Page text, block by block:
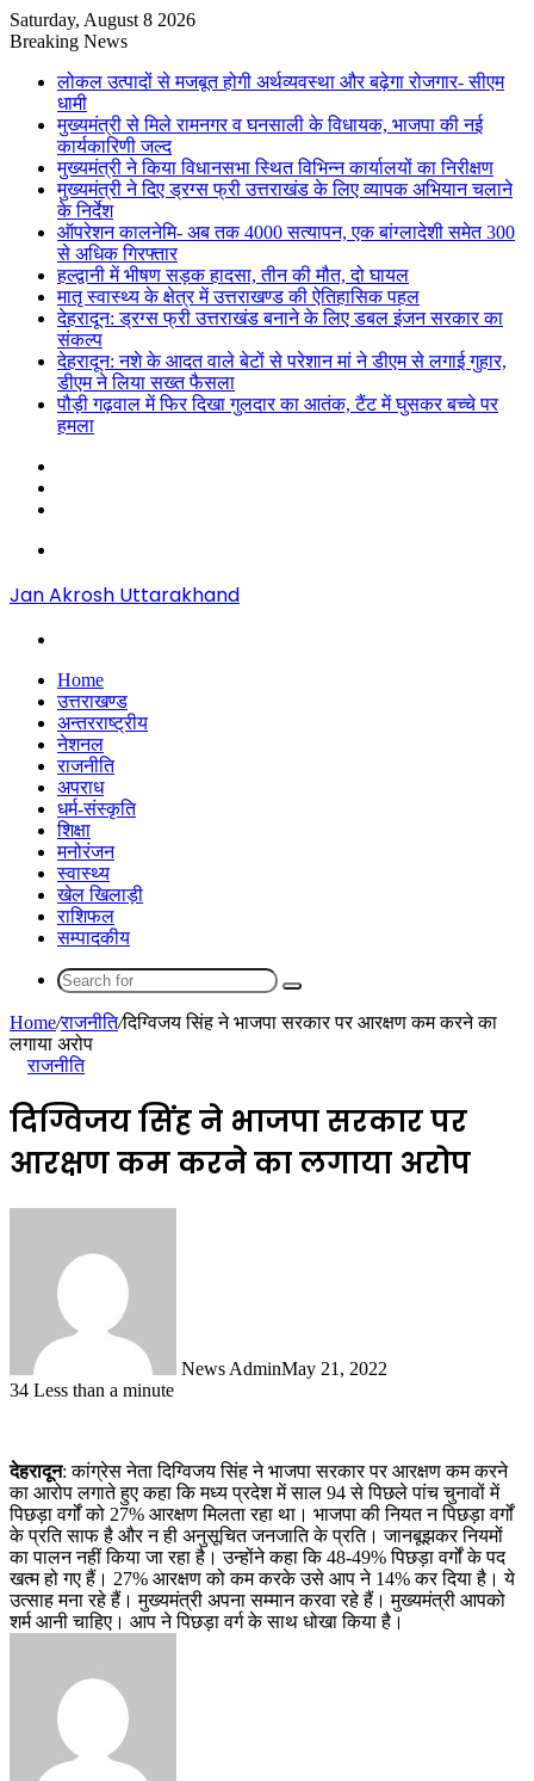
Saturday, August 8 2026
Breaking News
लोकल उत्पादों से मजबूत होगी अर्थव्यवस्था और बढ़ेगा रोजगार- सीएम
धामी
मुख्यमंत्री से मिले रामनगर व घनसाली के विधायक, भाजपा की नई
कार्यकारिणी जल्द
मुख्यमंत्री ने किया विधानसभा स्थित विभिन्न कार्यालयों का निरीक्षण
मुख्यमंत्री ने दिए ड्रग्स फ्री उत्तराखंड के लिए व्यापक अभियान चलाने
के निर्देश
ऑपरेशन कालनेमि- अब तक 4000 सत्यापन, एक बांग्लादेशी समेत 300
से अधिक गिरफ्तार
हल्द्वानी में भीषण सड़क हादसा, तीन की मौत, दो घायल
मातृ स्वास्थ्य के क्षेत्र में उत्तराखण्ड की ऐतिहासिक पहल
देहरादून: ड्रग्स फ्री उत्तराखंड बनाने के लिए डबल इंजन सरकार का
संकल्प
देहरादून: नशे के आदत वाले बेटों से परेशान मां ने डीएम से लगाई गुहार,
डीएम ने लिया सख्त फैसला
पौड़ी गढ़वाल में फिर दिखा गुलदार का आतंक, टैंट में घुसकर बच्चे पर
हमला
Jan Akrosh Uttarakhand
Home
उत्तराखण्ड
अन्तरराष्ट्रीय
नेशनल
राजनीति
अपराध
धर्म-संस्कृति
शिक्षा
मनोरंजन
स्वास्थ्य
खेल खिलाड़ी
राशिफल
सम्पादकीय
Search
Home/राजनीति/दिग्विजय सिंह ने भाजपा सरकार पर आरक्षण कम करने का
लगाया अरोप
राजनीति
दिग्विजय सिंह ने भाजपा सरकार पर
आरक्षण कम करने का लगाया अरोप
News AdminMay 21, 2022
34 Less than a minute
देहरादून: कांग्रेस नेता दिग्विजय सिंह ने भाजपा सरकार पर आरक्षण कम करने
का आरोप लगाते हुए कहा कि मध्य प्रदेश में साल 94 से पिछले पांच चुनावों में
पिछड़ा वर्गों को 27% आरक्षण मिलता रहा था। भाजपा की नियत न पिछड़ा वर्गों
के प्रति साफ है और न ही अनुसूचित जनजाति के प्रति। जानबूझकर नियमों
का पालन नहीं किया जा रहा है। उन्होंने कहा कि 48-49% पिछड़ा वर्गों के पद
खत्म हो गए हैं। 27% आरक्षण को कम करके उसे आप ने 14% कर दिया है। ये
उत्साह मना रहे हैं। मुख्यमंत्री अपना सम्मान करवा रहे हैं। मुख्यमंत्री आपको
शर्म आनी चाहिए। आप ने पिछड़ा वर्ग के साथ धोखा किया है।